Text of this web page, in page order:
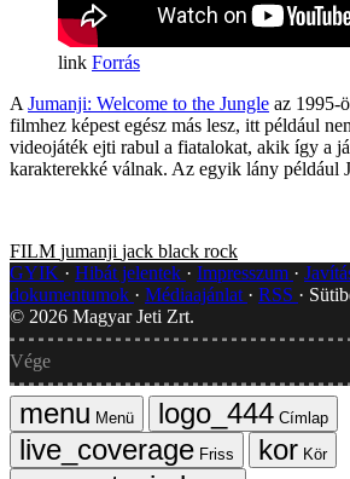
Forrás
A Jumanji: Welcome to the Jungle az 1995-
filmhez képest egész más lesz, itt például
videojáték ejti rabul a fiatalokat, akik így a
karakterekké válnak. Az egyik lány például
FILM jumanji jack black rock
GYIK
Hibát jelentek Impresszum
dokumentumok
Médiaajánlat RSS
© 2026 Magyar Jeti Zrt.
Vége
Menü
Címlap
Friss
Kör